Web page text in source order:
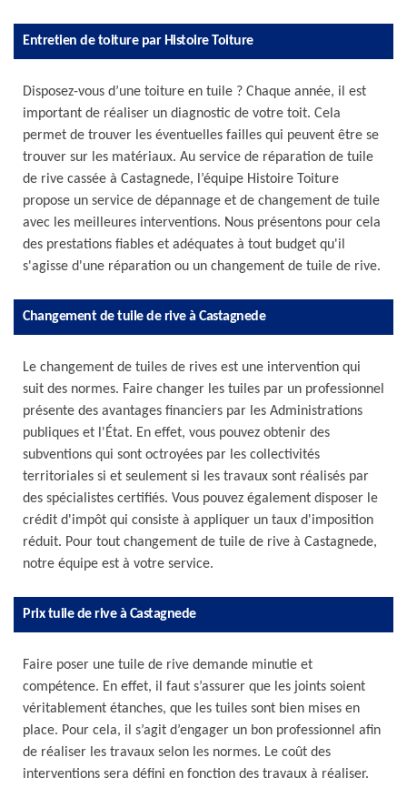
Entretien de toiture par Histoire Toiture
Disposez-vous d’une toiture en tuile ? Chaque année, il est
important de réaliser un diagnostic de votre toit. Cela
permet de trouver les éventuelles failles qui peuvent être se
trouver sur les matériaux. Au service de réparation de tuile
de rive cassée à Castagnede, l’équipe Histoire Toiture
propose un service de dépannage et de changement de tuile
avec les meilleures interventions. Nous présentons pour cela
des prestations fiables et adéquates à tout budget qu'il
s'agisse d'une réparation ou un changement de tuile de rive.
Changement de tuile de rive à Castagnede
Le changement de tuiles de rives est une intervention qui
suit des normes. Faire changer les tuiles par un professionnel
présente des avantages financiers par les Administrations
publiques et l'État. En effet, vous pouvez obtenir des
subventions qui sont octroyées par les collectivités
territoriales si et seulement si les travaux sont réalisés par
des spécialistes certifiés. Vous pouvez également disposer le
crédit d'impôt qui consiste à appliquer un taux d'imposition
réduit. Pour tout changement de tuile de rive à Castagnede,
notre équipe est à votre service.
Prix tuile de rive à Castagnede
Faire poser une tuile de rive demande minutie et
compétence. En effet, il faut s’assurer que les joints soient
véritablement étanches, que les tuiles sont bien mises en
place. Pour cela, il s’agit d’engager un bon professionnel afin
de réaliser les travaux selon les normes. Le coût des
interventions sera défini en fonction des travaux à réaliser.